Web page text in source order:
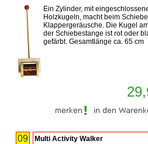
Ein Zylinder, mit
Holzkugeln, macht beim
Klappergeräusche. Die Kugel
der Schiebestange ist rot oder
gefärbt. Gesamtlänge ca. 65 cm
09 Multi Activity Walker